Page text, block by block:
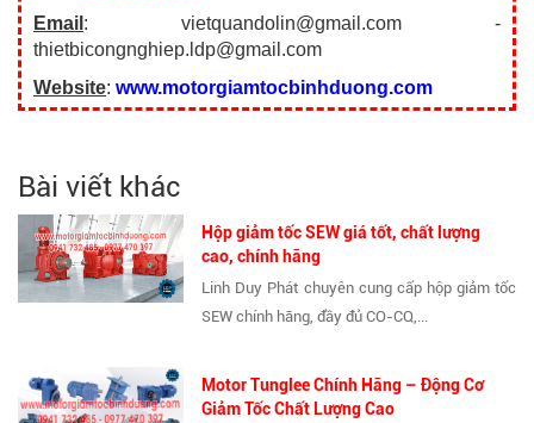
Email : vietquandolin@gmail.com -
thietbicongnghiep.ldp@gmail.com
Website: www.motorgiamtocbinhduong.com
Bài viết khác
Hộp giảm tốc SEW giá tốt, chất lượng
cao, chính hãng
Linh Duy Phát chuyên cung cấp hộp giảm tốc
SEW chính hãng, đầy đủ CO-CQ,...
Motor Tunglee Chính Hãng – Động Cơ
Giảm Tốc Chất Lượng Cao